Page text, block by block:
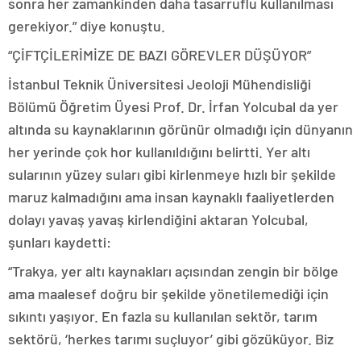
gerekiyor.” diye konuştu.
“ÇİFTÇİLERİMİZE DE BAZI GÖREVLER DÜŞÜYOR”
İstanbul Teknik Üniversitesi Jeoloji Mühendisliği
Bölümü Öğretim Üyesi Prof. Dr. İrfan Yolcubal da yer
altında su kaynaklarının görünür olmadığı için dünyanın
her yerinde çok hor kullanıldığını belirtti. Yer altı
sularının yüzey suları gibi kirlenmeye hızlı bir şekilde
maruz kalmadığını ama insan kaynaklı faaliyetlerden
dolayı yavaş yavaş kirlendiğini aktaran Yolcubal,
şunları kaydetti:
“Trakya, yer altı kaynakları açısından zengin bir bölge
ama maalesef doğru bir şekilde yönetilemediği için
sıkıntı yaşıyor. En fazla su kullanılan sektör, tarım
sektörü, ‘herkes tarımı suçluyor’ gibi gözüküyor. Biz